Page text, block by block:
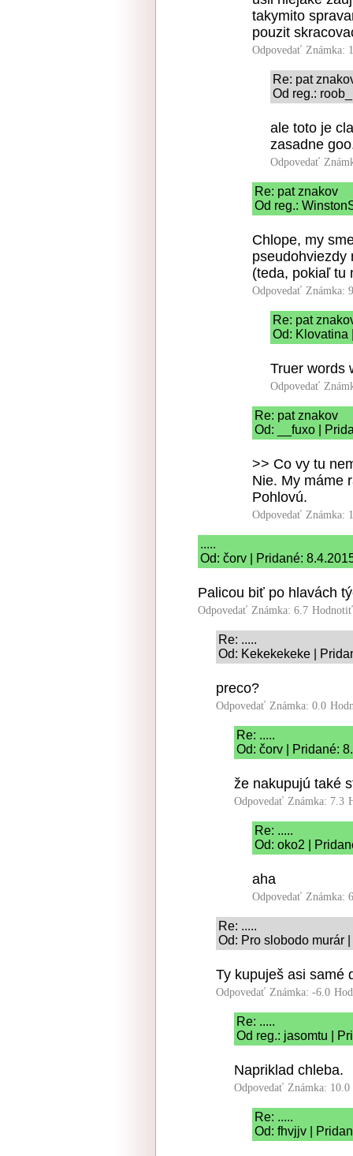
takymito
pouzit
Odpovedať Známka:
Re: pat
Od reg.:
ale toto je
zasadne
Odpovedať
Re: pat znakov
Od reg.:
Chlope, my
pseudohviezdy
(teda, pokiaľ tu
Odpovedať Známka:
Re: pat
Od: Klovatina
Truer words
Odpovedať
Re: pat znakov
Od: __fuxo |
>> Co vy tu
Nie. My máme
Pohlovú.
Odpovedať Známka:
.....
Od: čorv | Pridané:
Palicou biť po hlavách
Odpovedať Známka: 6.7
Re: .....
Od: Kekekekeke |
preco?
Odpovedať Známka: 0.0
Re: .....
Od: čorv | Pridané:
že nakupujú také
Odpovedať Známka: 7.3
Re: .....
Od: oko2 |
aha
Odpovedať Známka:
Re: .....
Od: Pro slobodo murár
Ty kupuješ asi samé
Odpovedať Známka: -6.0
Re: .....
Od reg.: jasomtu |
Napriklad chleba.
Odpovedať Známka: 10.0
Re: .....
Od: fhvjjv |